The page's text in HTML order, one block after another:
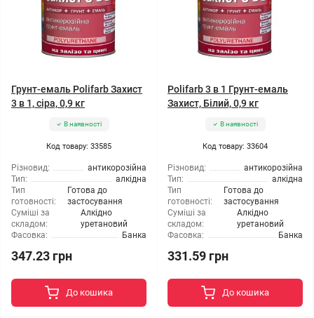
Грунт-емаль Polifarb Захист
3 в 1, сіра, 0,9 кг
В наявності
Код товару: 33585
Різновид:
антикорозійна
Тип:
алкідна
Тип
готовності:
Готова до
застосування
Суміші за
складом:
Алкідно
уретановий
Фасовка:
Банка
347.23 грн
До кошика
Polifarb 3 в 1 Грунт-емаль
Захист, Білий, 0,9 кг
В наявності
Код товару: 33604
Різновид:
антикорозійна
Тип:
алкідна
Тип
готовності:
Готова до
застосування
Суміші за
складом:
Алкідно
уретановий
Фасовка:
Банка
331.59 грн
До кошика